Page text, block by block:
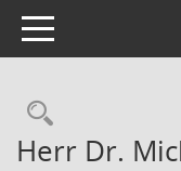
Toggle navigation
Herr Dr.